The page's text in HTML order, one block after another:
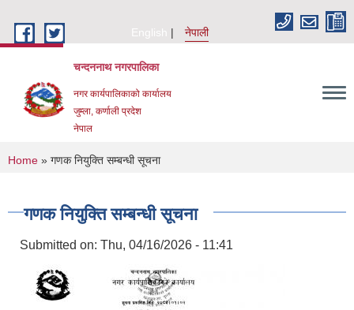
English
नेपाली
चन्दननाथ नगरपालिका
नगर कार्यपालिकाको कार्यालय
जुम्ला, कर्णाली प्रदेश
नेपाल
You are here
Home » गणक नियुक्ति सम्बन्धी सूचना
गणक नियुक्ति सम्बन्धी सूचना
Submitted on: Thu, 04/16/2026 - 11:41